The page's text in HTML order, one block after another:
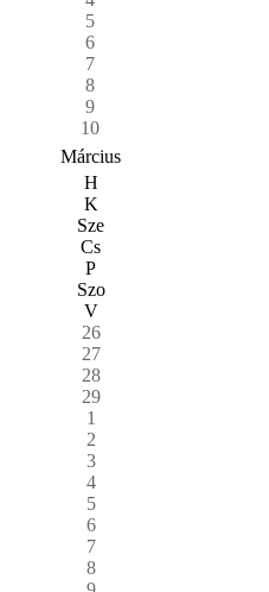
5
6
7
8
9
10
Március
H
K
Sze
Cs
P
Szo
V
26
27
28
29
1
2
3
4
5
6
7
8